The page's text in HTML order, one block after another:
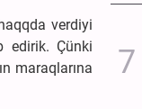
verdiyi
edirik. Çünki
maraqlarına